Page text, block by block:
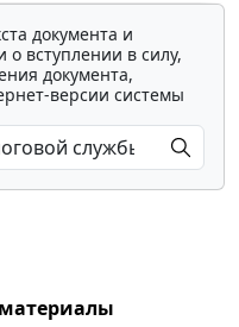
документа и
вступлении в силу,
документа,
версии системы